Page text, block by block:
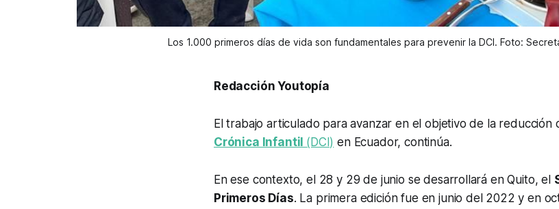
Los 1.000 primeros días de vida son fundamentales para prevenir la DCI. Foto:
Redacción Youtopía
El trabajo articulado para avanzar en el objetivo de la reducción
Crónica Infantil (DCI) en Ecuador, continúa.
En ese contexto, el 28 y 29 de junio se desarrollará en Quito, el
Primeros Días. La primera edición fue en junio del 2022 y en